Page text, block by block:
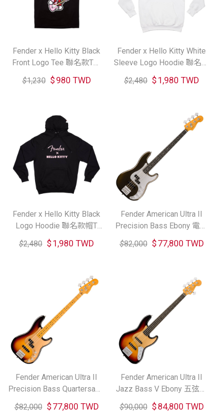
Fender x Hello Kitty Black
Front Logo Tee 聯名款T恤
(S/M/L/XL)
$1,230 $980 TWD
Fender x Hello Kitty White
Sleeve Logo Hoodie 聯名款
帽T (S/M/L/XL)
$2,480 $1,980 TWD
Fender x Hello Kitty Black
Logo Hoodie 聯名款帽T
(S/M/L/XL)
$2,480 $1,980 TWD
Fender American Ultra II
Precision Bass Ebony 電貝
斯 (共二色)
$82,000 $77,800 TWD
Fender American Ultra II
Precision Bass Quartersawn
Maple 電貝斯 (共二色)
$82,000 $77,800 TWD
Fender American Ultra II
Jazz Bass V Ebony 五弦電
貝斯
$90,000 $84,800 TWD